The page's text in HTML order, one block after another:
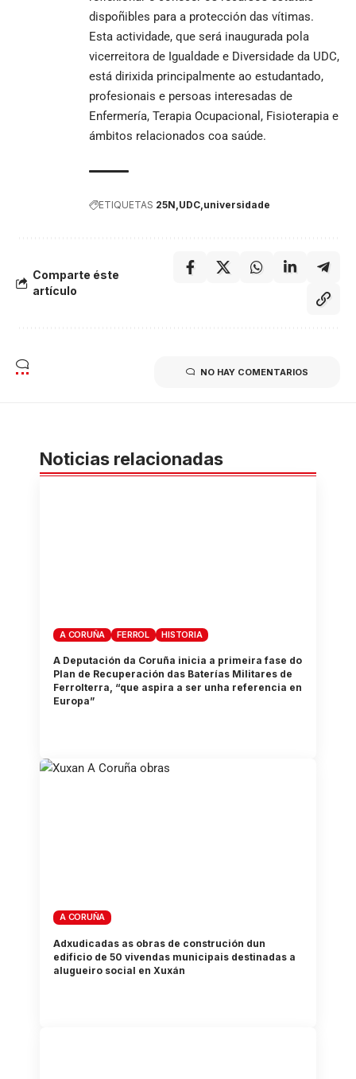
dispoñibles para a protección das vítimas.
Esta actividade, que será inaugurada pola
vicerreitora de Igualdade e Diversidade da UDC,
está dirixida principalmente ao estudantado,
profesionais e persoas interesadas de
Enfermería, Terapia Ocupacional, Fisioterapia e
ámbitos relacionados coa saúde.
ETIQUETAS 25N UDC universidade
Comparte éste
artículo
NO HAY COMENTARIOS
Noticias relacionadas
A CORUÑA FERROL HISTORIA
A Deputación da Coruña inicia a primeira fase do
Plan de Recuperación das Baterías Militares de
Ferrolterra, “que aspira a ser unha referencia en
Europa”
A CORUÑA
Adxudicadas as obras de construción dun
edificio de 50 vivendas municipais destinadas a
alugueiro social en Xuxán